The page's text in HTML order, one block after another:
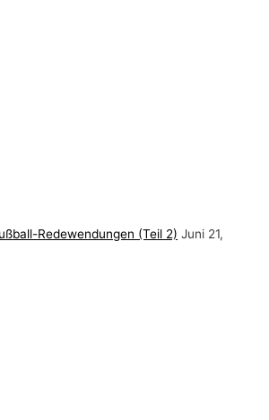
Redewendungen (Teil 2) Juni 21,